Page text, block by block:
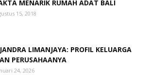
MENARIK RUMAH ADAT BALI
15, 2018
LIMANJAYA: PROFIL KELUARGA
PERUSAHAANYA
24, 2026